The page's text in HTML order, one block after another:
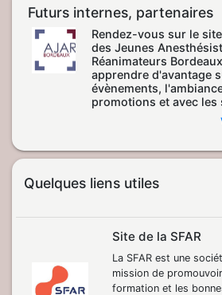
Futurs internes, partenaires
Rendez-vous sur le
des Jeunes
Réanimateurs
apprendre d'avantage
évènements,
promotions et avec les
Quelques liens utiles
Site de la SFAR
La SFAR est une
mission de
formation et les